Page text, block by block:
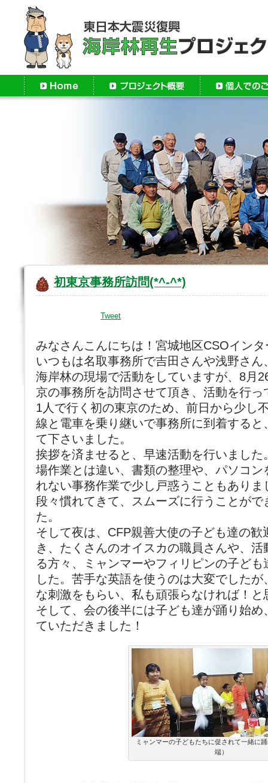
初東京事務所訪問(*^-^*)
Tweet
みなさんこんにちは！宮城地区CSOイン
いつもは名取事務所で吉田さんや浅野さ
海岸林の現場で活動をしていますが、8月
京の事務所を訪問させて頂き、活動を行っ
1人で行く初の東京のため、前日から少し
線と電車を乗り継いで事務所に到着する
て下さいました。
挨拶を済ませると、早速活動を行いまし
場作業とは違い、書類の整理や、パソコ
れない事務作業で少し戸惑うこともあり
段々慣れてきて、スムーズに行うことが
た。
そして夜は、CFP親善大使の子ども達の
き、たくさんのオイスカの職員さんや、
る方々、ミャンマーやフィリピンの子ど
した。苦手な英語を使うのは大変でした
な刺激をもらい、私も頑張らなければ！と
そして、会の後半には子ども達が踊り始
ていただきました！
ミャンマーの子どもたちに促されて一緒に
端）